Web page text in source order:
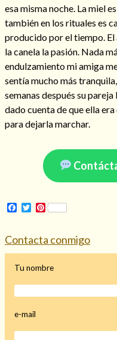
Hechizo de alejamiento
Tu consulta al tarot
(145)
Cartomancia
(117)
Cómo recuperar a mi ex
Hechizo de amor
Oraciones(3)
Rituales(72)
Tarot online
Mi rincón
Mis libros favoritos
Mi Blog
esa misma noche. La miel
también en los rituales es
producido por el tiempo.
la canela la pasión. Nada
endulzamiento mi amiga
sentía mucho más
semanas después su
dado cuenta de que ella
para dejarla marchar.
Facebook
TwitterPinterest
Contacta conmigo
Tu nombre
e-mail